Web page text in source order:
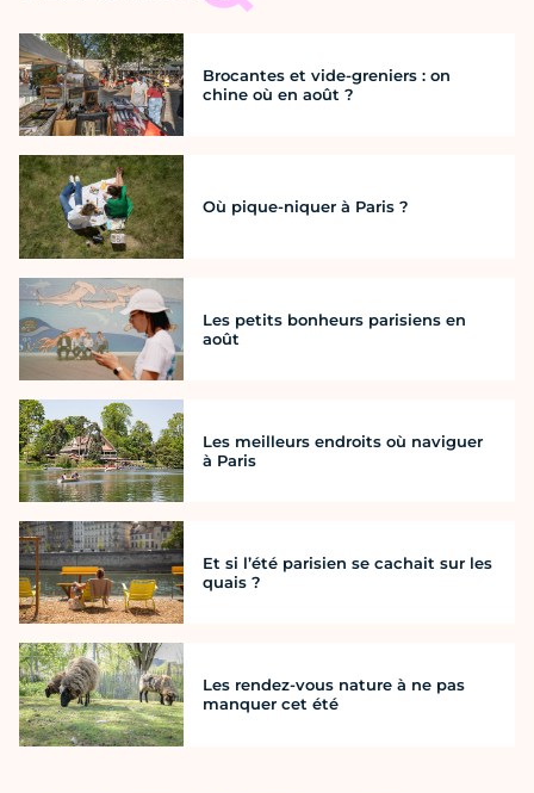
Brocantes et vide-greniers : on
chine où en août ?
Où pique-niquer à Paris ?
Les petits bonheurs parisiens en
août
Les meilleurs endroits où naviguer
à Paris
Et si l’été parisien se cachait sur les
quais ?
Les rendez-vous nature à ne pas
manquer cet été